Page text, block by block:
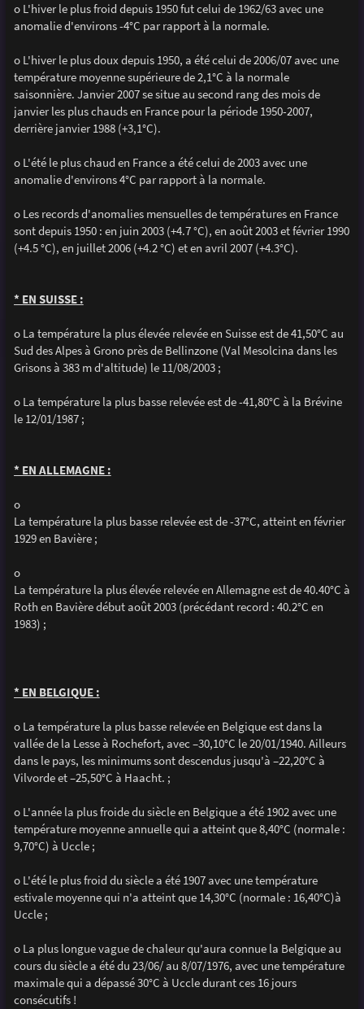
o L'hiver le plus froid depuis 1950 fut celui de 1962/63 avec une
anomalie d'environs -4°C par rapport à la normale.
o L'hiver le plus doux depuis 1950, a été celui de 2006/07 avec une
température moyenne supérieure de 2,1°C à la normale
saisonnière. Janvier 2007 se situe au second rang des mois de
janvier les plus chauds en France pour la période 1950-2007,
derrière janvier 1988 (+3,1°C).
o L'été le plus chaud en France a été celui de 2003 avec une
anomalie d'environs 4°C par rapport à la normale.
o Les records d'anomalies mensuelles de températures en France
sont depuis 1950 : en juin 2003 (+4.7 °C), en août 2003 et février 1990
(+4.5 °C), en juillet 2006 (+4.2 °C) et en avril 2007 (+4.3°C).
* EN SUISSE :
o La température la plus élevée relevée en Suisse est de 41,50°C au
Sud des Alpes à Grono près de Bellinzone (Val Mesolcina dans les
Grisons à 383 m d'altitude) le 11/08/2003 ;
o La température la plus basse relevée est de -41,80°C à la Brévine
le 12/01/1987 ;
* EN ALLEMAGNE :
o
La température la plus basse relevée est de -37°C, atteint en février
1929 en Bavière ;
o
La température la plus élevée relevée en Allemagne est de 40.40°C à
Roth en Bavière début août 2003 (précédant record : 40.2°C en
1983) ;
* EN BELGIQUE :
o La température la plus basse relevée en Belgique est dans la
vallée de la Lesse à Rochefort, avec –30,10°C le 20/01/1940. Ailleurs
dans le pays, les minimums sont descendus jusqu'à –22,20°C à
Vilvorde et –25,50°C à Haacht. ;
o L'année la plus froide du siècle en Belgique a été 1902 avec une
température moyenne annuelle qui a atteint que 8,40°C (normale :
9,70°C) à Uccle ;
o L'été le plus froid du siècle a été 1907 avec une température
estivale moyenne qui n'a atteint que 14,30°C (normale : 16,40°C)à
Uccle ;
o La plus longue vague de chaleur qu'aura connue la Belgique au
cours du siècle a été du 23/06/ au 8/07/1976, avec une température
maximale qui a dépassé 30°C à Uccle durant ces 16 jours
consécutifs !